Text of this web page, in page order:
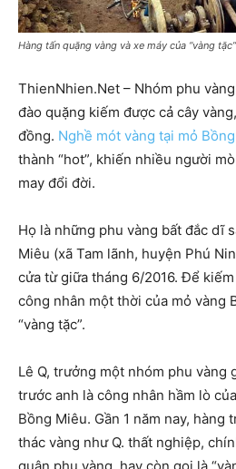
Hàng tấn quặng vàng và xe máy của “vàng
ThienNhien.Net – Nhóm phu
đào quặng kiếm được cả cây
đồng. Nghề mót vàng tại mỏ
thành “hot”, khiến nhiều người
may đổi đời.
Họ là những phu vàng bất đắc dĩ
Miêu (xã Tam lãnh, huyện Phú
cửa từ giữa tháng 6/2016. Để
công nhân một thời của mỏ vàng
“vàng tặc”.
Lê Q, trưởng một nhóm phu vàng
trước anh là công nhân hầm lò
Bồng Miêu. Gần 1 năm nay, hàng
thác vàng như Q. thất nghiệp,
quân phu vàng, hay còn gọi là